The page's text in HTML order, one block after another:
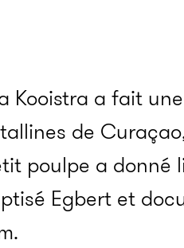
Kooistra a fait
de
poulpe a donné
Egbert et